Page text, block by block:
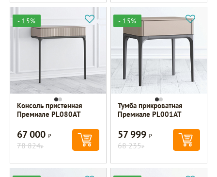
- 15%
Консоль пристенная
Премиале PL080AT
67 000Р
78 824Р
- 15%
Тумба прикроватная
Премиале PL001AT
57 999Р
68 235Р